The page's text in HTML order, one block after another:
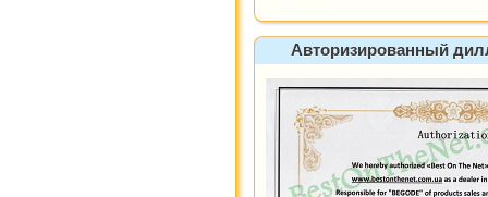
Авторизированный